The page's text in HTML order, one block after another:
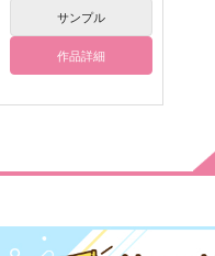
サンプル
ソロジー「てんしの小
2,044円 （税込）
サンプル
作品詳細